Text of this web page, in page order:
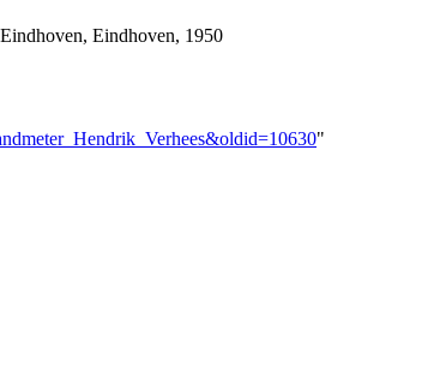
Eindhoven, 1950
"